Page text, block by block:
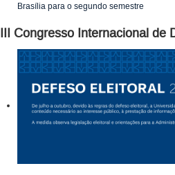
Brasília para o segundo semestre
III Congresso Internacional de